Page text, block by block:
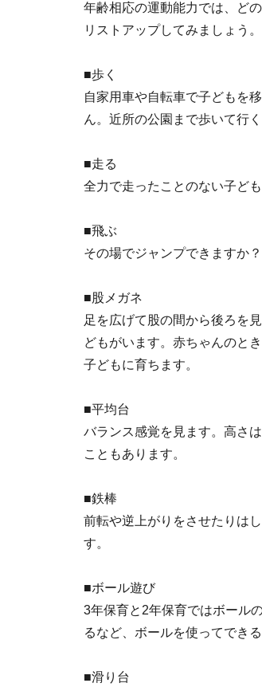
年齢相応の運動能力では、ど
リストアップしてみましょう。
■歩く
自家用車や自転車で子どもを
ん。近所の公園まで歩いて行
■走る
全力で走ったことのない子ど
■飛ぶ
その場でジャンプできますか
■股メガネ
足を広げて股の間から後ろを
どもがいます。赤ちゃんのと
子どもに育ちます。
■平均台
バランス感覚を見ます。高さ
こともあります。
■鉄棒
前転や逆上がりをさせたりは
す。
■ボール遊び
3年保育と2年保育ではボール
るなど、ボールを使ってでき
■滑り台